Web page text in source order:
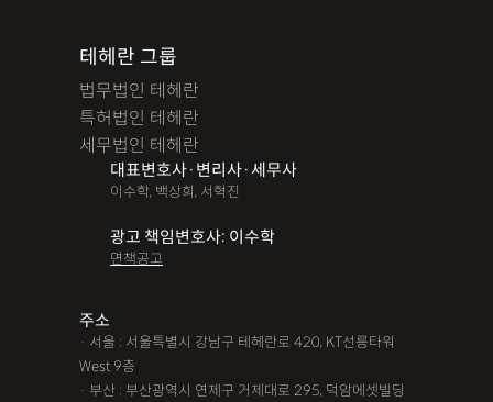
테헤란 그룹
법무법인 테헤란
특허법인 테헤란
세무법인 테헤란
대표변호사·변리사·세무사
이수학, 백상희, 서혁진
광고 책임변호사: 이수학
면책공고
주소
· 서울 : 서울특별시 강남구 테헤란로 420, KT선릉타워
West 9층
· 부산 : 부산광역시 연제구 거제대로 295, 덕암에셋빌딩